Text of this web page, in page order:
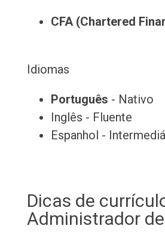
CFA (Chartered
Idiomas
Português - Nativo
Inglês - Fluente
Espanhol -
Dicas de
Administrador